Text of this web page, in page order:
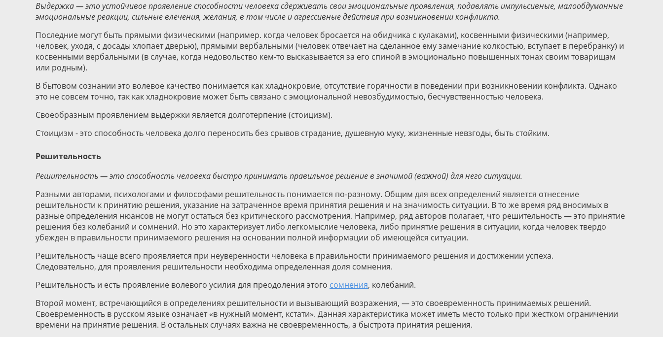
Выдержка — это устойчивое проявление способности человека сдерживать свои эмоциональные проявления, подавлять импульсивные, малообдуманные
эмоциональные реакции, сильные влечения, желания, в том числе и агрессивные действия при возникновении конфликта.
Последние могут быть прямыми физическими (например. когда человек бросается на обидчика с кулаками), косвенными физическими (например,
человек, уходя, с досады хлопает дверью), прямыми вербальными (человек отвечает на сделанное ему замечание колкостью, вступает в перебранку) и
косвенными вербальными (в случае, когда недовольство кем-то высказывается за его спиной в эмоционально повышенных тонах своим товарищам
или родным).
В бытовом сознании это волевое качество понимается как хладнокровие, отсутствие горячности в поведении при возникновении конфликта. Однако
это не совсем точно, так как хладнокровие может быть связано с эмоциональной невозбудимостыо, бесчувственностью человека.
Своеобразным проявлением выдержки является долготерпение (стоицизм).
Стоицизм - это способность человека долго переносить без срывов страдание, душевную муку, жизненные невзгоды, быть стойким.
Решительность
Решительность — это способность человека быстро принимать правильное решение в значимой (важной) для него ситуации.
Разными авторами, психологами и философами решительность понимается по-разному. Общим для всех определений является отнесение
решительности к принятию решения, указание на затраченное время принятия решения и на значимость ситуации. В то же время ряд вносимых в
разные определения нюансов не могут остаться без критического рассмотрения. Например, ряд авторов полагает, что решительность — это принятие
решения без колебаний и сомнений. Но это характеризует либо легкомыслие человека, либо принятие решения в ситуации, когда человек твердо
убежден в правильности принимаемого решения на основании полной информации об имеющейся ситуации.
Решительность чаще всего проявляется при неуверенности человека в правильности принимаемого решения и достижении успеха.
Следовательно, для проявления решительности необходима определенная доля сомнения.
Решительность и есть проявление волевого усилия для преодоления этого сомнения, колебаний.
Второй момент, встречающийся в определениях решительности и вызывающий возражения, — это своевременность принимаемых решений.
Своевременность в русском языке означает «в нужный момент, кстати». Данная характеристика может иметь место только при жестком ограничении
времени на принятие решения. В остальных случаях важна не своевременность, а быстрота принятия решения.